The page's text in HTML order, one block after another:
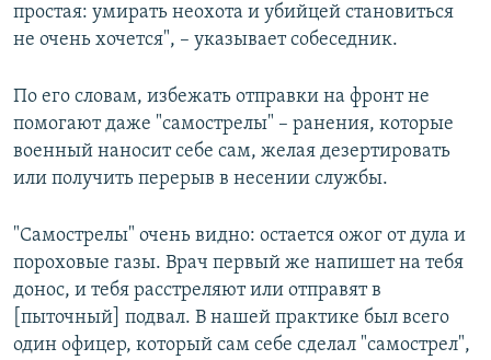
простая: умирать неохота и убийцей становиться
не очень хочется", – указывает собеседник.
По его словам, избежать отправки на фронт не
помогают даже "самострелы" – ранения, которые
военный наносит себе сам, желая дезертировать
или получить перерыв в несении службы.
"Самострелы" очень видно: остается ожог от дула и
пороховые газы. Врач первый же напишет на тебя
донос, и тебя расстреляют или отправят в
[пыточный] подвал. В нашей практике был всего
один офицер, который сам себе сделал "самострел",